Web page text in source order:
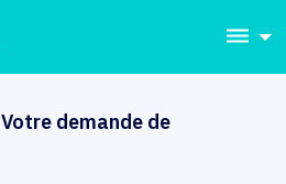
dehaze
Votre demande de